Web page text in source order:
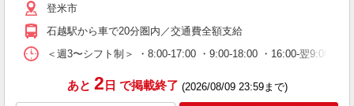
登米市
石越駅から車で20分圏内／交通費全額支給
＜週3〜シフト制＞ ・8:00-17:00 ・9:00-18:00 ・16:00-翌
あと 2 日 で掲載終了 (2026/08/09 23:59まで)